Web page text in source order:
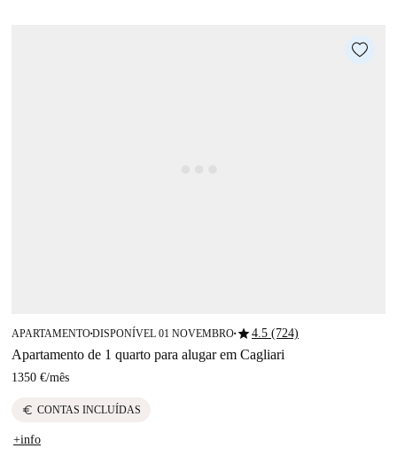
APARTAMENTO■DISPONÍVEL 01 NOVEMBRO■star4.5 (724)
Apartamento de 1 quarto para alugar em Cagliari
1350 €/mês
euro CONTAS INCLUÍDAS
+info